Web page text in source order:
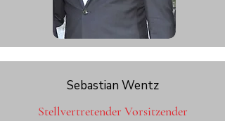
Sebastian Wentz
Stellvertretender Vorsitzender